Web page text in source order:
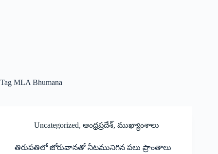
Tag MLA Bhumana
Uncategorized, ఆంధ్రప్రదేశ్, ముఖ్యాంశాలు
తిరుపతిలో జోరువానతో నీటమునిగిన పలు ప్రాంతాలు